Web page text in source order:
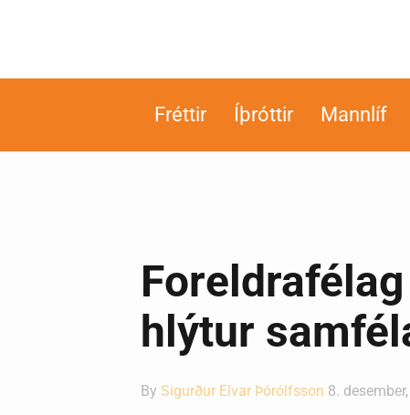
Fréttir Íþróttir Mannlíf
hlýtur
By Sigurður Elvar Þórólfsson 8.